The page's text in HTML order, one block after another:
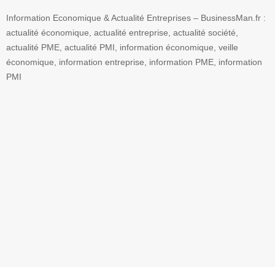
Information Economique & Actualité Entreprises – BusinessMan.fr :
actualité économique, actualité entreprise, actualité société,
actualité PME, actualité PMI, information économique, veille
économique, information entreprise, information PME, information
PMI